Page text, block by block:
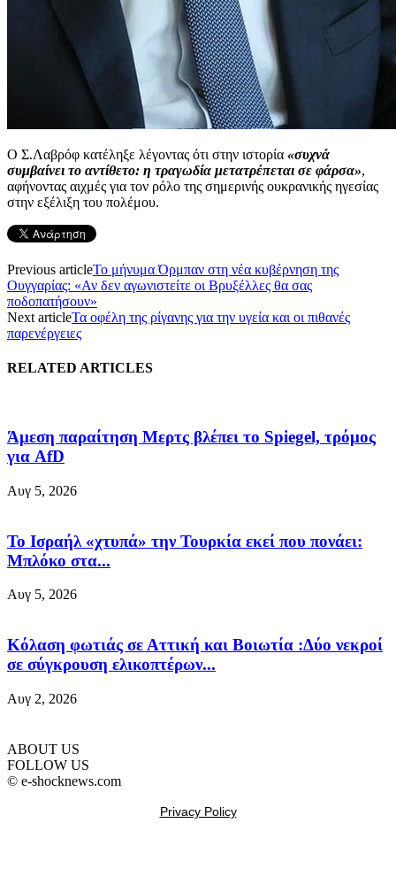
Ο Σ.Λαβρόφ κατέληξε λέγοντας ότι στην ιστορία «συχνά
συμβαίνει το αντίθετο: η τραγωδία μετατρέπεται σε φάρσα»,
αφήνοντας αιχμές για τον ρόλο της σημερινής ουκρανικής ηγεσίας
στην εξέλιξη του πολέμου.
Previous articleΤο μήνυμα Όρμπαν στη νέα κυβέρνηση της
Ουγγαρίας: «Αν δεν αγωνιστείτε οι Βρυξέλλες θα σας
ποδοπατήσουν»
Next articleΤα οφέλη της ρίγανης για την υγεία και οι πιθανές
παρενέργειες
RELATED ARTICLES
Άμεση παραίτηση Mερτς βλέπει το Spiegel, τρόμος
για AfD
Αυγ 5, 2026
Το Ισραήλ «χτυπά» την Τουρκία εκεί που πονάει:
Μπλόκο στα...
Αυγ 5, 2026
Κόλαση φωτιάς σε Αττική και Βοιωτία :Δύο νεκροί
σε σύγκρουση ελικοπτέρων...
Αυγ 2, 2026
ABOUT US
FOLLOW US
© e-shocknews.com
Privacy Policy